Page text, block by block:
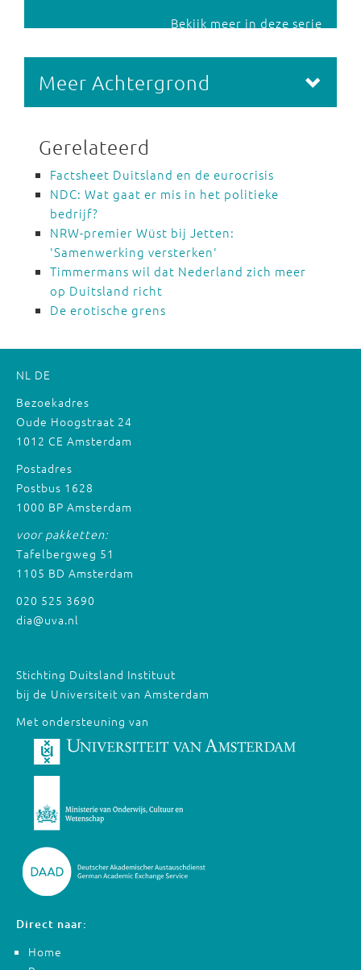
Bekijk meer in deze serie
Meer Achtergrond
Gerelateerd
Factsheet Duitsland en de eurocrisis
NDC: Wat gaat er mis in het politieke
bedrijf?
NRW-premier Wüst bij Jetten:
'Samenwerking versterken'
Timmermans wil dat Nederland zich meer
op Duitsland richt
De erotische grens
NL DE
Bezoekadres
Oude Hoogstraat 24
1012 CE Amsterdam
Postadres
Postbus 1628
1000 BP Amsterdam
voor pakketten:
Tafelbergweg 51
1105 BD Amsterdam
020 525 3690
dia@uva.nl
Stichting Duitsland Instituut
bij de Universiteit van Amsterdam
Met ondersteuning van
Direct naar:
Home